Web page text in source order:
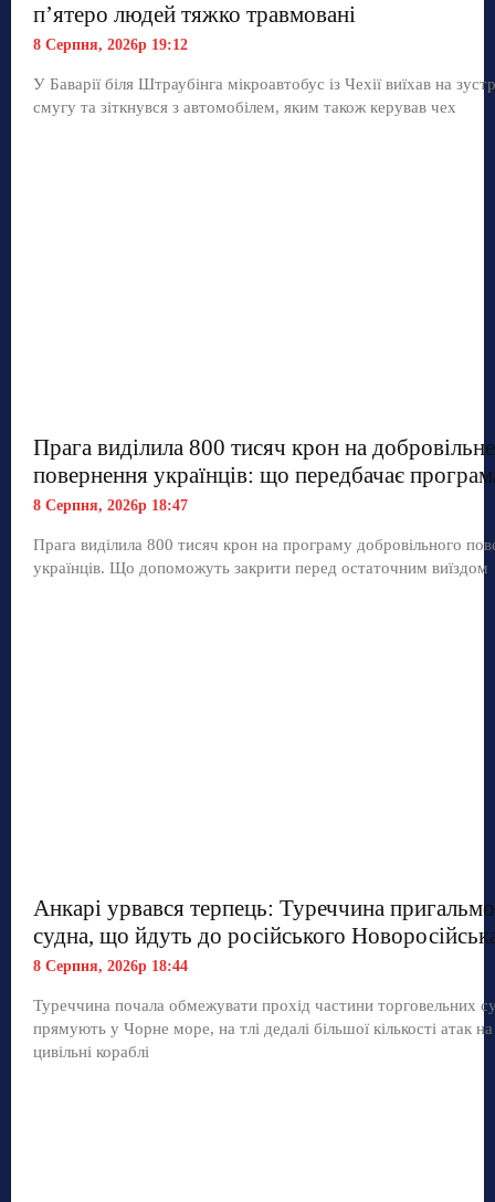
п’ятеро людей тяжко травмовані
8 Серпня, 2026р 19:12
У Баварії біля Штраубінга мікроавтобус із Чехії виїхав на
смугу та зіткнувся з автомобілем, яким також керував чех
Прага виділила 800 тисяч крон на добровільне
повернення українців: що передбачає
8 Серпня, 2026р 18:47
Прага виділила 800 тисяч крон на програму добровільного
українців. Що допоможуть закрити перед остаточним виїздом
Анкарі урвався терпець: Туреччина
судна, що йдуть до російського
8 Серпня, 2026р 18:44
Туреччина почала обмежувати прохід частини торговельних
прямують у Чорне море, на тлі дедалі більшої кількості атак на
цивільні кораблі